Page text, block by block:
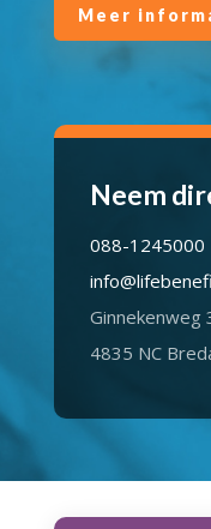
Meer
Neem
088-1245000
Ginnekenweg
4835 NC